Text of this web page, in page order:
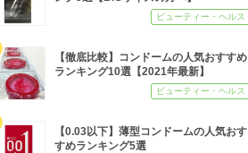
ビューティー・ヘルス
【徹底比較】コンドームの人気おすすめ
ランキング10選【2021年最新】
ビューティー・ヘルス
【0.03以下】薄型コンドームの人気おす
すめランキング5選